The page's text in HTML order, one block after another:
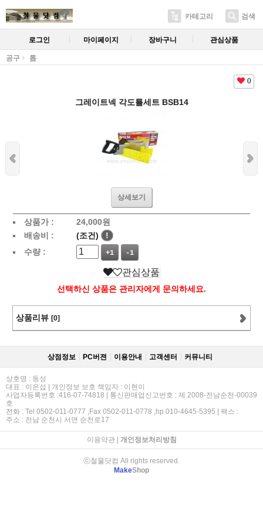
카테고리 검색
로그인 마이페이지 장바구니 관심상품
공구 톱
0
그레이트넥 각도틀세트 BSB14
상세보기
상품가 : 24,000원
배송비 :
(조건)
!
수량 :
+1 -1
관심상품
선택하신 상품은 관리자에게 문의하세요.
상품리뷰 [0]
상점정보 PC버젼 이용안내 고객센터 커뮤니티
상호명 : 동성
대표 : 이은섭 | 개인정보 보호 책임자 : 이현이
사업자등록번호 :416-07-74818 | 통신판매업신고번호 : 제 2008-전남순천-00039
호
전화 : Tel 0502-011-0777 ,Fax 0502-011-0778 ,hp 010-4645-5395 | 팩스 :
주소 : 전남 순천시 서면 순천로17
이용약관| 개인정보처리방침
ⓒ철물닷컴 All rights reserved.
MakeShop